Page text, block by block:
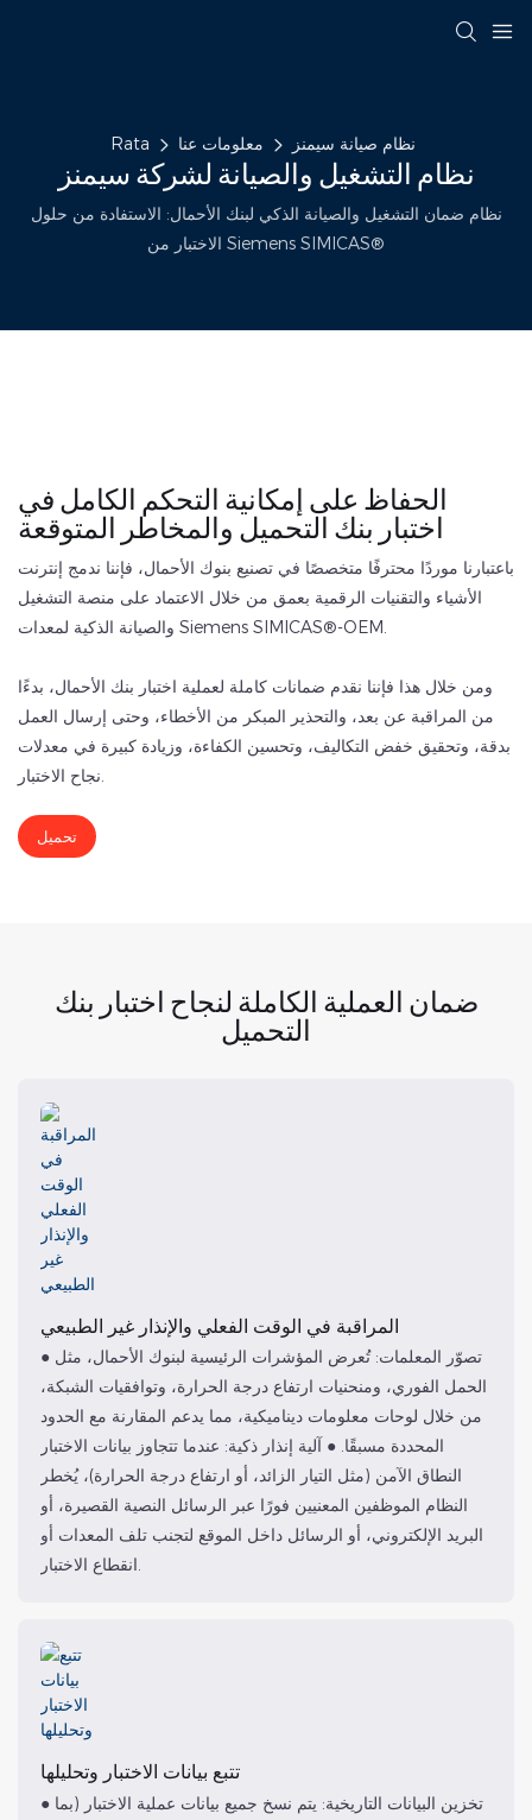
Rata معلومات عنا نظام صيانة سيمنز
نظام التشغيل والصيانة لشركة سيمنز
نظام ضمان التشغيل والصيانة الذكي لبنك الأحمال: الاستفادة من حلول
الاختبار من Siemens SIMICAS®
الحفاظ على إمكانية التحكم الكامل في
اختبار بنك التحميل والمخاطر المتوقعة
باعتبارنا موردًا محترفًا متخصصًا في تصنيع بنوك الأحمال، فإننا ندمج إنترنت
الأشياء والتقنيات الرقمية بعمق من خلال الاعتماد على منصة التشغيل
والصيانة الذكية لمعدات Siemens SIMICAS®-OEM.
ومن خلال هذا فإننا نقدم ضمانات كاملة لعملية اختبار بنك الأحمال، بدءًا
من المراقبة عن بعد، والتحذير المبكر من الأخطاء، وحتى إرسال العمل
بدقة، وتحقيق خفض التكاليف، وتحسين الكفاءة، وزيادة كبيرة في معدلات
نجاح الاختبار.
تحميل
ضمان العملية الكاملة لنجاح اختبار بنك
التحميل
المراقبة في الوقت الفعلي والإنذار غير الطبيعي
● تصوّر المعلمات: تُعرض المؤشرات الرئيسية لبنوك الأحمال، مثل
الحمل الفوري، ومنحنيات ارتفاع درجة الحرارة، وتوافقيات الشبكة،
من خلال لوحات معلومات ديناميكية، مما يدعم المقارنة مع الحدود
المحددة مسبقًا. ● آلية إنذار ذكية: عندما تتجاوز بيانات الاختبار
النطاق الآمن (مثل التيار الزائد، أو ارتفاع درجة الحرارة)، يُخطر
النظام الموظفين المعنيين فورًا عبر الرسائل النصية القصيرة، أو
البريد الإلكتروني، أو الرسائل داخل الموقع لتجنب تلف المعدات أو
انقطاع الاختبار.
تتبع بيانات الاختبار وتحليلها
● تخزين البيانات التاريخية: يتم نسخ جميع بيانات عملية الاختبار (بما